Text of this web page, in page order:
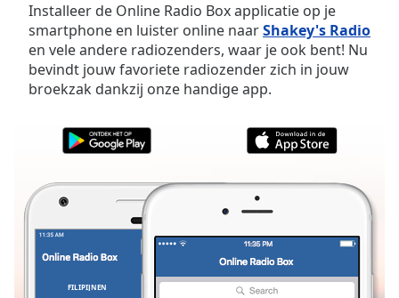
Skip
Forward
Mute
Current
Time0:00
Duration-:-
Stream
Type
LIVE
Seek to
currently
Installeer de Online Radio Box applicatie op je
smartphone en luister online naarShakey's Radio
en vele andere radiozenders, waar je ook bent! Nu
bevindt jouw favoriete radiozender zich in jouw
broekzak dankzij onze handige app.
FILIPIJNEN